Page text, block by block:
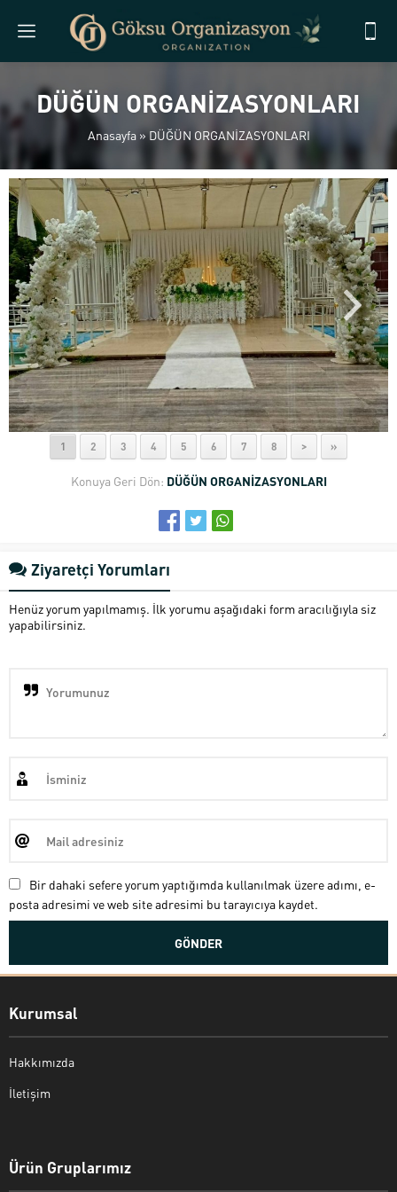
DÜĞÜN ORGANİZASYONLARI
Anasayfa»DÜĞÜN ORGANİZASYONLARI
1 2 3 4 5 6 7 8 > »
Konuya Geri Dön: DÜĞÜN ORGANİZASYONLARI
Ziyaretçi Yorumları
Henüz yorum yapılmamış. İlk yorumu aşağıdaki form aracılığıyla siz
yapabilirsiniz.
Bir dahaki sefere yorum yaptığımda kullanılmak üzere adımı, e-
posta adresimi ve web site adresimi bu tarayıcıya kaydet.
Kurumsal
Hakkımızda
İletişim
Ürün Gruplarımız